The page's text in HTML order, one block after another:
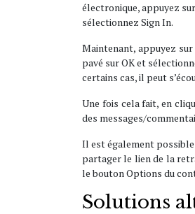
électronique, appuyez
sélectionnez Sign In.
Maintenant, appuyez
pavé sur OK et
certains cas, il peut
Une fois cela fait, en
des messages/
Il est également possible
partager le lien de la
le bouton Options du
Solutions